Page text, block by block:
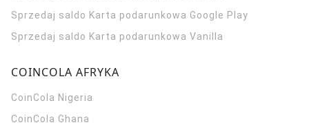
Sprzedaj saldo Karta podarunkowa Google Play
Sprzedaj saldo Karta podarunkowa Vanilla
COINCOLA AFRYKA
CoinCola Nigeria
CoinCola Ghana